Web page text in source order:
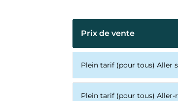
Prix de vente
Plein tarif (pour tous) Aller
Plein tarif (pour tous) Aller-